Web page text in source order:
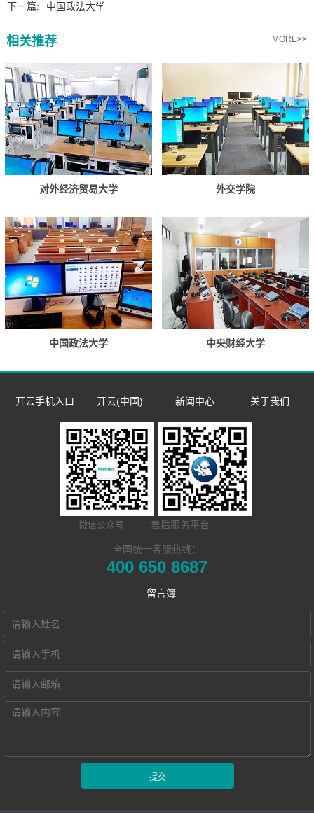
下一篇:
中国政法大学
相关推荐 MORE>>
对外经济贸易大学 外交学院
中国政法大学 中央财经大学
开云手机入口
数字语言学习系
同声传译训练系
​远程合班教学系
开云(中国) Hub
高密度WiFi移动
智慧教室
开云(中国)
双一流/985/211
外语院校
MTI/BTI院校
用户名录
新闻中心
企业新闻
市场活动
关于我们
微信公众号 售后服务平台
全国统一客服热线：
400 650 8687
留言簿